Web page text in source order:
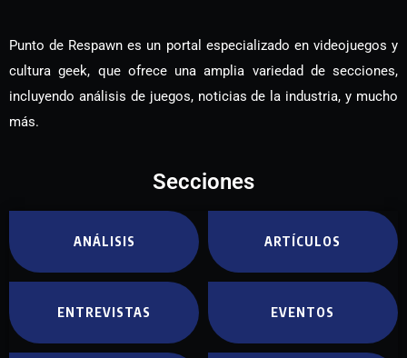
Punto de Respawn es un portal especializado en videojuegos y
cultura geek, que ofrece una amplia variedad de secciones,
incluyendo análisis de juegos, noticias de la industria, y mucho
más.
Secciones
ANÁLISIS ARTÍCULOS
ENTREVISTAS EVENTOS